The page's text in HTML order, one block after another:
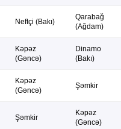
Neftçi (Bakı)
Qarabağ
(Ağdam)
Kəpəz
(Gəncə)
Dinamo
(Bakı)
Kəpəz
(Gəncə)
Şəmkir
Şəmkir
Kəpəz
(Gəncə)